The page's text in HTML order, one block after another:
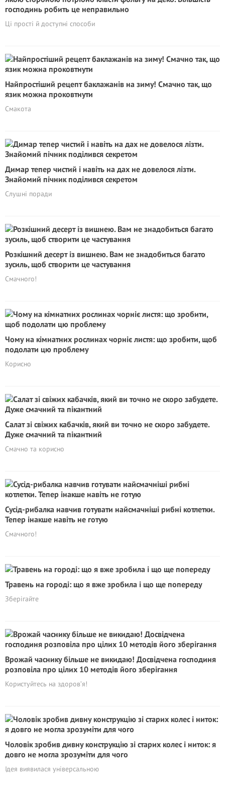
господинь робить це неправильно
Ці прості й доступні способи
Найпростіший рецепт баклажанів на зиму! Смачно так, що
язик можна проковтнути
Смакота
Димар тепер чистий і навіть на дах не довелося лізти.
Знайомий пічник поділився секретом
Слушні поради
Розкішний десерт із вишнею. Вам не знадобиться багато
зусиль, щоб створити це частування
Смачного!
Чому на кімнатних рослинах чорніє листя: що зробити, щоб
подолати цю проблему
Корисно
Салат зі свіжих кабачків, який ви точно не скоро забудете.
Дуже смачний та пікантний
Смачно та корисно
Сусід-рибалка навчив готувати найсмачніші рибні котлетки.
Тепер інакше навіть не готую
Смачного!
Травень на городі: що я вже зробила і що ще попереду
Зберігайте
Врожай часнику більше не викидаю! Досвідчена господиня
розповіла про цілих 10 методів його зберігання
Користуйтесь на здоров’я!
Чоловік зробив дивну конструкцію зі старих колес і ниток: я
довго не могла зрозуміти для чого
Iдея виявилася універсальною